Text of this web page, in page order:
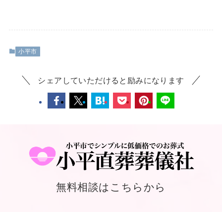
小平市
シェアしていただけると励みになります
無料相談はこちらから